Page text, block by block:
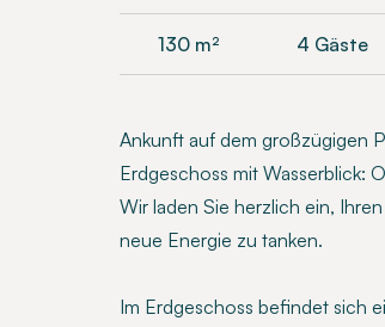
130 m² 4 Gäste
Ankunft auf dem großzügigen
Erdgeschoss mit Wasserblick:
Wir laden Sie herzlich ein,
neue Energie zu tanken.
Im Erdgeschoss befindet sich